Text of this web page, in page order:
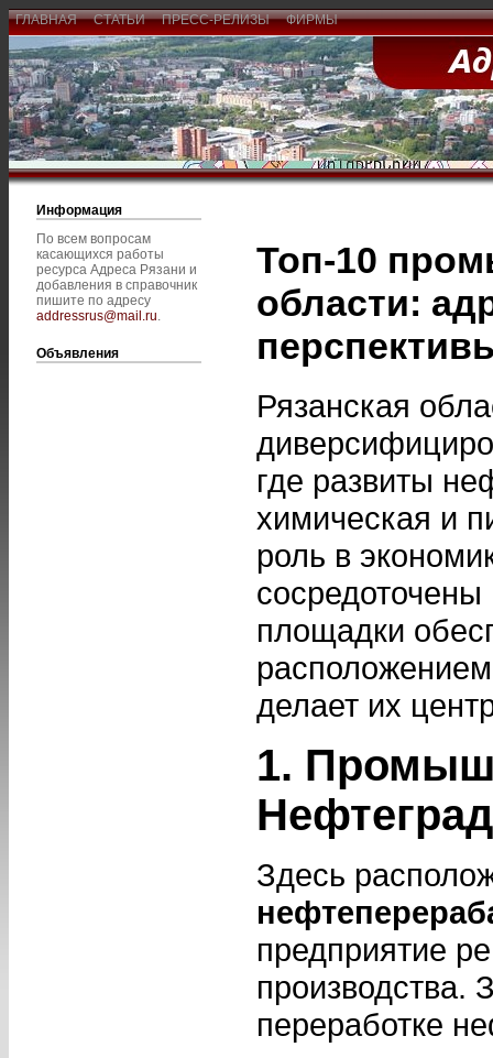
ГЛАВНАЯ СТАТЬИ ПРЕСС-РЕЛИЗЫ ФИРМЫ
Информация
По всем вопросам
касающихся работы
ресурса Адреса Рязани и
добавления в справочник
пишите по адресу
addressrus@mail.ru.
Объявления
Топ-10
области:
Рязанская
где развиты
химическая и
роль в
площадки
делает их
1.
Здесь
предприятие
производства.
переработке